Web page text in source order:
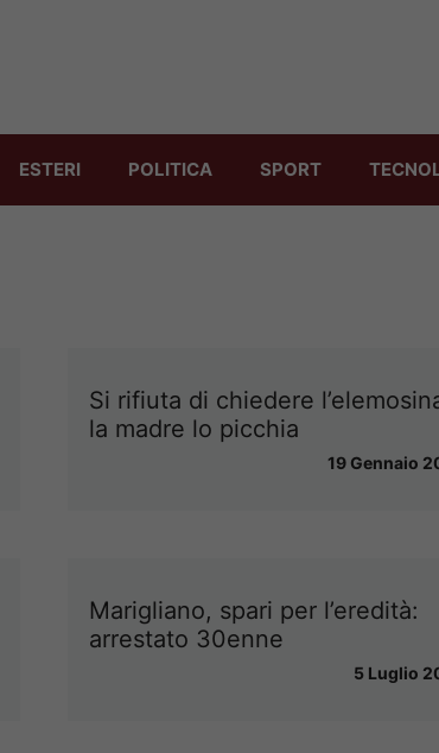
ESTERI POLITICA SPORT
Si rifiuta di chiedere
la madre lo picchia
19 Gennaio
Marigliano, spari per l’eredità:
arrestato 30enne
5 Luglio